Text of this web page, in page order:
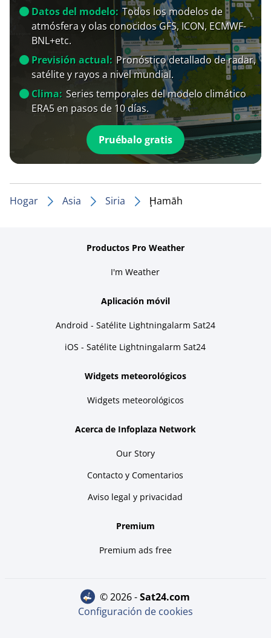
Datos del modelo: Todos los modelos de
atmósfera y olas conocidos GFS, ICON, ECMWF-
BNL+etc.
Previsión actual: Pronóstico detallado de radar,
satélite y rayos a nivel mundial.
Clima: Series temporales del modelo climático
ERA5 en pasos de 10 días.
Pruébalo gratis
Hogar Asia Siria Ḩamāh
Productos Pro Weather
I'm Weather
Aplicación móvil
Android - Satélite Lightningalarm Sat24
iOS - Satélite Lightningalarm Sat24
Widgets meteorológicos
Widgets meteorológicos
Acerca de Infoplaza Network
Our Story
Contacto y Comentarios
Aviso legal y privacidad
Premium
Premium ads free
© 2026 - sat24.com
Configuración de cookies